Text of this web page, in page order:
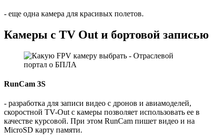
- еще одна камера для красивых полетов.
Камеры с TV Out и бортовой записью
RunCam 3S
- разработка для записи видео с дронов и авиамоделей,
скоростной TV-Out с камеры позволяет использовать ее в
качестве курсовой. При этом RunCam пишет видео и на
MicroSD карту памяти.